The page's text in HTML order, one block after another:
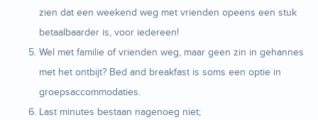
zien dat een weekend weg met vrienden opeens een stuk
betaalbaarder is, voor iedereen!
Wel met familie of vrienden weg, maar geen zin in gehannes
met het ontbijt? Bed and breakfast is soms een optie in
groepsaccommodaties.
Last minutes bestaan nagenoeg niet;